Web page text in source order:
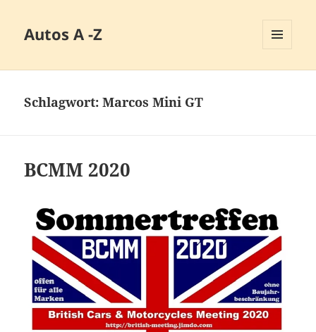
Autos A -Z
Schlagwort:Marcos Mini GT
BCMM 2020